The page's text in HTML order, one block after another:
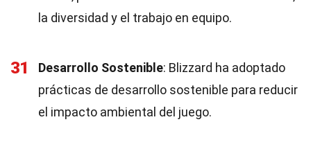
la diversidad y el trabajo en equipo.
31 Desarrollo Sostenible: Blizzard ha adoptado
prácticas de desarrollo sostenible para reducir
el impacto ambiental del juego.